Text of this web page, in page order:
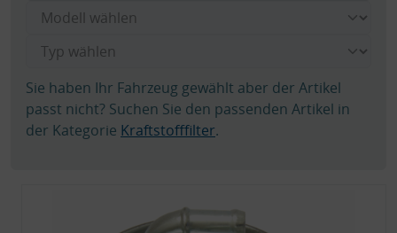
Sie haben Ihr Fahrzeug gewählt aber der Artikel
passt nicht? Suchen Sie den passenden Artikel in
der Kategorie Kraftstofffilter.